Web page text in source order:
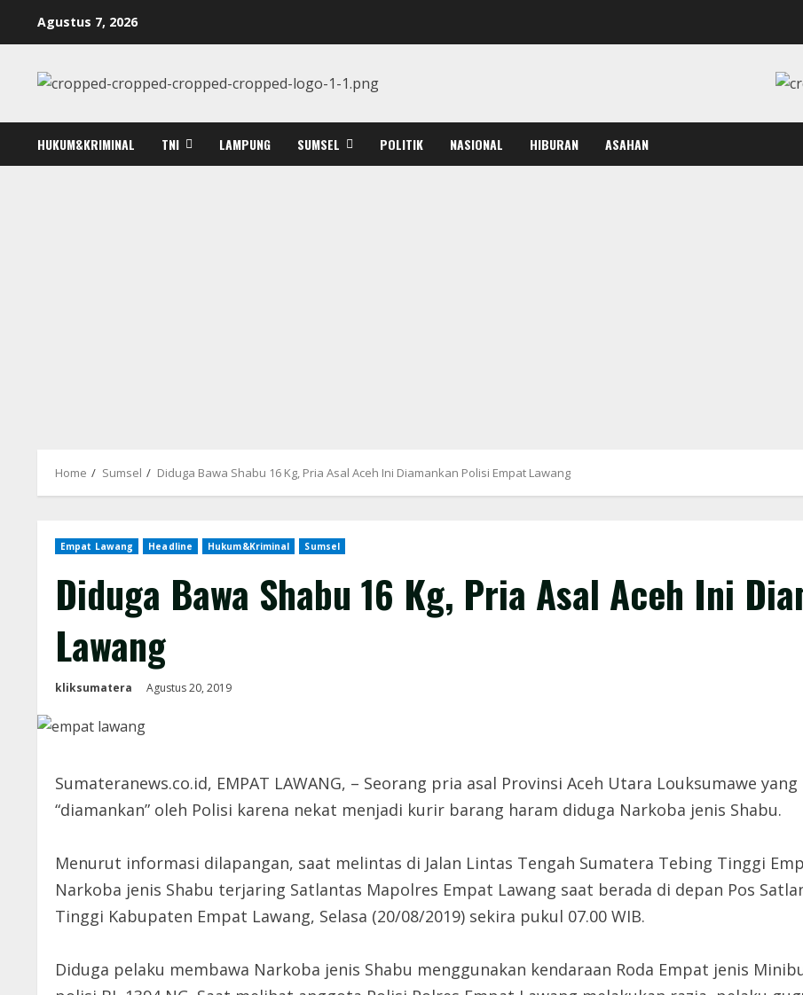
Agustus 7, 2026
HUKUM&KRIMINAL TNI LAMPUNG SUMSEL POLITIK NASIONAL HIBURAN ASAHAN
Home Sumsel Diduga Bawa Shabu 16 Kg, Pria Asal Aceh Ini Diamankan Polisi Empat Lawang
Empat Lawang Headline Hukum&Kriminal Sumsel
Diduga Bawa Shabu 16 Kg, Pria Asal Aceh Ini
Lawang
kliksumatera Agustus 20, 2019
Sumateranews.co.id, EMPAT LAWANG, – Seorang pria asal Provinsi Aceh Utara Louksumawe
“diamankan” oleh Polisi karena nekat menjadi kurir barang haram diduga Narkoba jenis Shabu.
Menurut informasi dilapangan, saat melintas di Jalan Lintas Tengah Sumatera Tebing Tinggi
Narkoba jenis Shabu terjaring Satlantas Mapolres Empat Lawang saat berada di depan Pos
Tinggi Kabupaten Empat Lawang, Selasa (20/08/2019) sekira pukul 07.00 WIB.
Diduga pelaku membawa Narkoba jenis Shabu menggunakan kendaraan Roda Empat jenis